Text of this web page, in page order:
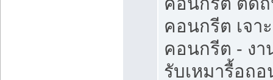
คอนกรีต เจาะ
คอนกรีต - ง
รับเหมารื้อถ